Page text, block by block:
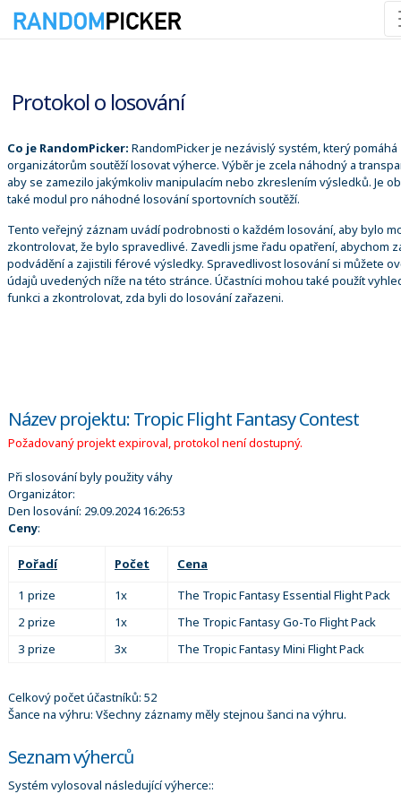
Protokol o losování
Co je RandomPicker: RandomPicker je nezávislý systém, který pomáhá
organizátorům soutěží losovat výherce. Výběr je zcela náhodný a
aby se zamezilo jakýmkoliv manipulacím nebo zkreslením výsledků. Je
také modul pro náhodné losování sportovních soutěží.
Tento veřejný záznam uvádí podrobnosti o každém losování, aby bylo
zkontrolovat, že bylo spravedlivé. Zavedli jsme řadu opatření, abychom
podvádění a zajistili férové výsledky. Spravedlivost losování si můžete
údajů uvedených níže na této stránce. Účastníci mohou také použít
funkci a zkontrolovat, zda byli do losování zařazeni.
Název projektu: Tropic Flight Fantasy Contest
Požadovaný projekt expiroval, protokol není dostupný.
Při slosování byly použity váhy
Organizátor:
Den losování: 29.09.2024 16:26:53
Ceny:
Pořadí Počet
Cena
1 prize
1x
The Tropic Fantasy Essential Flight Pack
2 prize
1x
The Tropic Fantasy Go-To Flight Pack
3 prize
3x The Tropic Fantasy Mini Flight Pack
Celkový počet účastníků: 52
Šance na výhru: Všechny záznamy měly stejnou šanci na výhru.
Seznam výherců
Systém vylosoval následující výherce::